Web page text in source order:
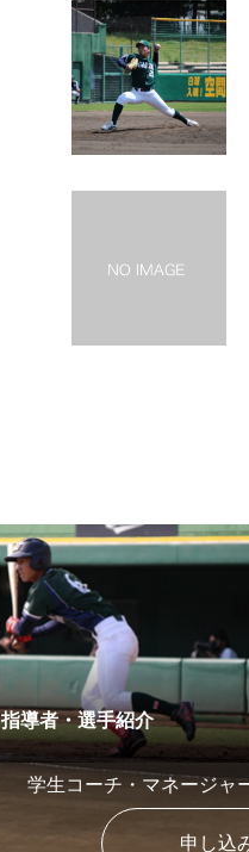
指導者・選手紹介
学生コーチ・マネージャ
申し込